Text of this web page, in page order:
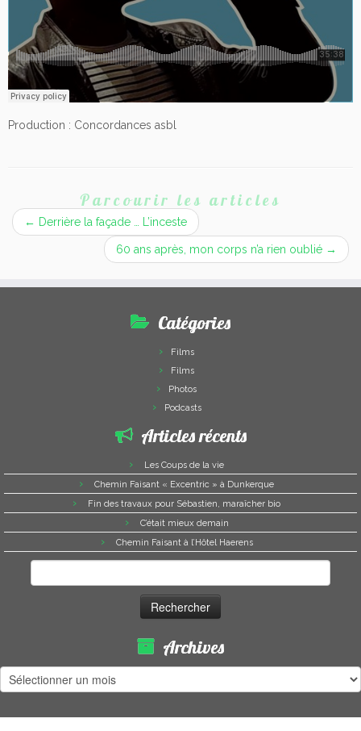
Production : Concordances asbl
Parcourir les articles
← Derrière la façade … L’inceste
60 ans après, mon corps n’a rien oublié →
Catégories
Films
Films
Photos
Podcasts
Articles récents
Les Coups de la vie
Chemin Faisant « Excentric » à Dunkerque
Fin des travaux pour Sébastien, maraîcher bio
C’était mieux demain
Chemin Faisant à l’Hôtel Haerens
Archives
Archives